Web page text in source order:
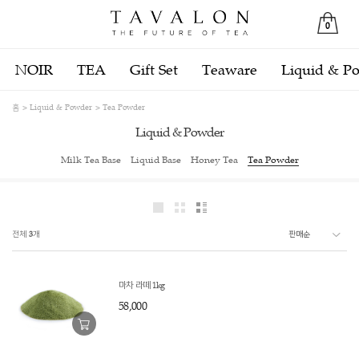
0
NOIR TEA Gift Set Teaware Liquid &
홈 Liquid & Powder Tea Powder
Liquid & Powder
Milk Tea Base Liquid Base Honey Tea Tea Powder
전체 3개
마차 라떼 1kg
58,000